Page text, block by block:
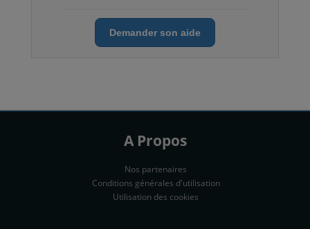
Demander son aide
A Propos
Nos partenaires
Conditions générales d'utilisation
Utilisation des cookies